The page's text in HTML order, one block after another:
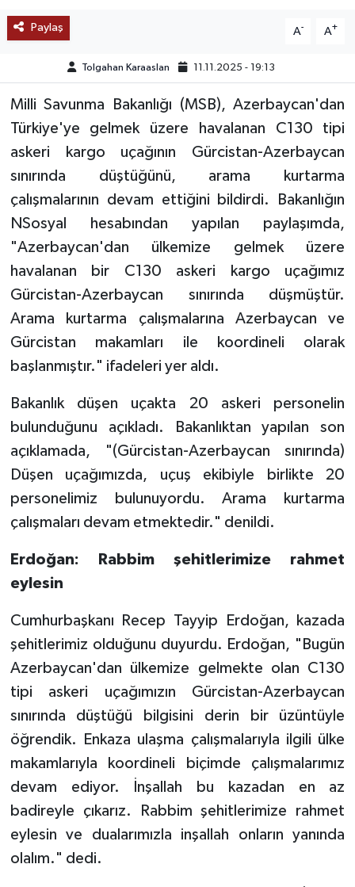
Paylaş A- A+
Tolgahan Karaaslan 11.11.2025 - 19:13
Milli Savunma Bakanlığı (MSB), Azerbaycan'dan
Türkiye'ye gelmek üzere havalanan C130 tipi
askeri kargo uçağının Gürcistan-Azerbaycan
sınırında düştüğünü, arama kurtarma
çalışmalarının devam ettiğini bildirdi. Bakanlığın
NSosyal hesabından yapılan paylaşımda,
"Azerbaycan'dan ülkemize gelmek üzere
havalanan bir C130 askeri kargo uçağımız
Gürcistan-Azerbaycan sınırında düşmüştür.
Arama kurtarma çalışmalarına Azerbaycan ve
Gürcistan makamları ile koordineli olarak
başlanmıştır." ifadeleri yer aldı.
Bakanlık düşen uçakta 20 askeri personelin
bulunduğunu açıkladı. Bakanlıktan yapılan son
açıklamada, "(Gürcistan-Azerbaycan sınırında)
Düşen uçağımızda, uçuş ekibiyle birlikte 20
personelimiz bulunuyordu. Arama kurtarma
çalışmaları devam etmektedir." denildi.
Erdoğan: Rabbim şehitlerimize rahmet
eylesin
Cumhurbaşkanı Recep Tayyip Erdoğan, kazada
şehitlerimiz olduğunu duyurdu. Erdoğan, "Bugün
Azerbaycan'dan ülkemize gelmekte olan C130
tipi askeri uçağımızın Gürcistan-Azerbaycan
sınırında düştüğü bilgisini derin bir üzüntüyle
öğrendik. Enkaza ulaşma çalışmalarıyla ilgili ülke
makamlarıyla koordineli biçimde çalışmalarımız
devam ediyor. İnşallah bu kazadan en az
badireyle çıkarız. Rabbim şehitlerimize rahmet
eylesin ve dualarımızla inşallah onların yanında
olalım." dedi.
OTOMOTİV
KÜLTÜR SANAT